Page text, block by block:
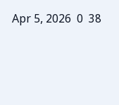
Apr 5, 2026 0 38